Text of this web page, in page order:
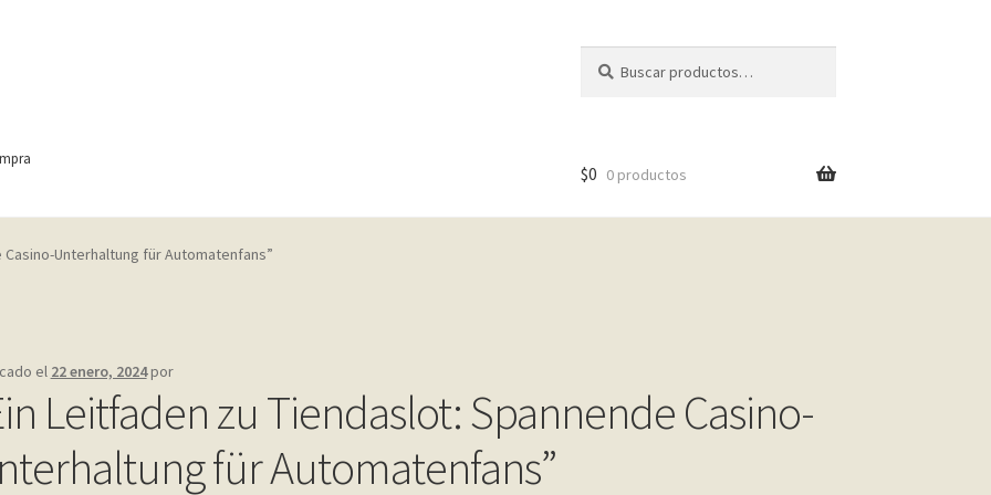
por:
Finalizar compraFrequently Questions
$0 0 productos
Unterhaltung für Automatenfans”
el 22 enero, 2024por
Leitfaden zu Tiendaslot: Spannende Casino-
für Automatenfans”